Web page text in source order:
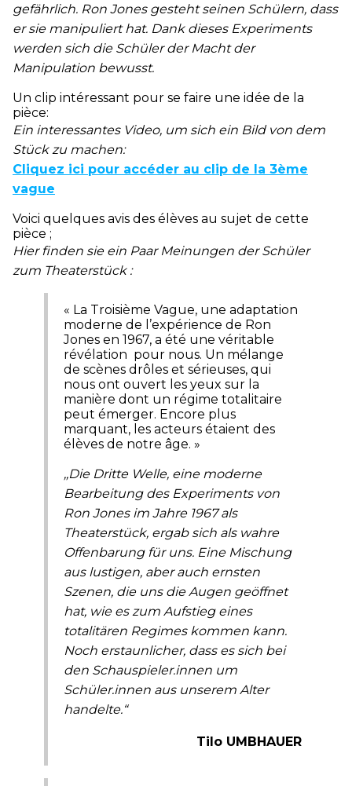
gefährlich. Ron Jones gesteht seinen Schülern, dass
er sie manipuliert hat. Dank dieses Experiments
werden sich die Schüler der Macht der
Manipulation bewusst.
Un clip intéressant pour se faire une idée de la
pièce:
Ein interessantes Video, um sich ein Bild von dem
Stück zu machen:
Cliquez ici pour accéder au clip de la 3ème
vague
Voici quelques avis des élèves au sujet de cette
pièce ;
Hier finden sie ein Paar Meinungen der Schüler
zum Theaterstück :
« La Troisième Vague, une adaptation
moderne de l’expérience de Ron
Jones en 1967, a été une véritable
révélation pour nous. Un mélange
de scènes drôles et sérieuses, qui
nous ont ouvert les yeux sur la
manière dont un régime totalitaire
peut émerger. Encore plus
marquant, les acteurs étaient des
élèves de notre âge. »
,,Die Dritte Welle, eine moderne
Bearbeitung des Experiments von
Ron Jones im Jahre 1967 als
Theaterstück, ergab sich als wahre
Offenbarung für uns. Eine Mischung
aus lustigen, aber auch ernsten
Szenen, die uns die Augen geöffnet
hat, wie es zum Aufstieg eines
totalitären Regimes kommen kann.
Noch erstaunlicher, dass es sich bei
den Schauspieler.innen um
Schüler.innen aus unserem Alter
handelte.“
Tilo UMBHAUER